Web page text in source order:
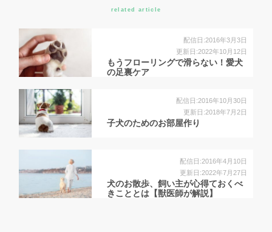
related article
配信日:2016年3月3日
更新日:2022年10月12日
もうフローリングで滑らない！愛犬
の足裏ケア
配信日:2016年10月30日
更新日:2018年7月2日
子犬のためのお部屋作り
配信日:2016年4月10日
更新日:2022年7月27日
犬のお散歩、飼い主が心得ておくべ
きこととは【獣医師が解説】